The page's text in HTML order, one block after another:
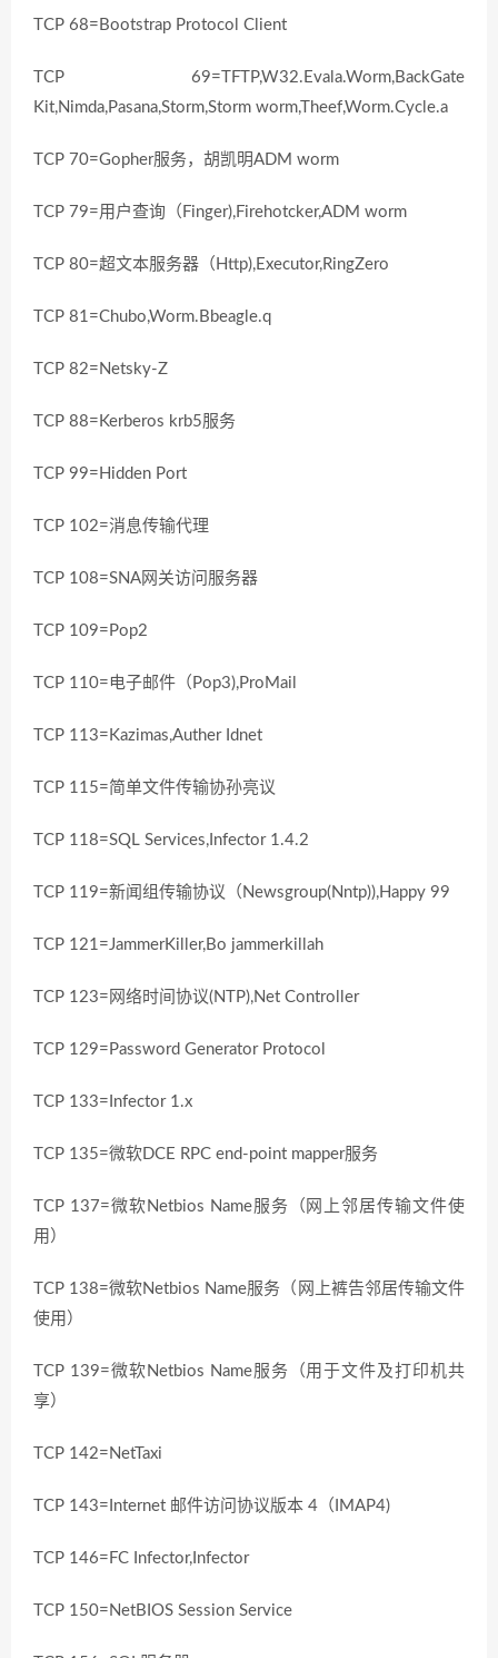
TCP 68=Bootstrap Protocol Client
TCP 69=TFTP,W32.Evala.Worm,BackGate
Kit,Nimda,Pasana,Storm,Storm worm,Theef,Worm.Cycle.a
TCP 70=Gopher服务，胡凯明ADM worm
TCP 79=用户查询（Finger),Firehotcker,ADM worm
TCP 80=超文本服务器（Http),Executor,RingZero
TCP 81=Chubo,Worm.Bbeagle.q
TCP 82=Netsky-Z
TCP 88=Kerberos krb5服务
TCP 99=Hidden Port
TCP 102=消息传输代理
TCP 108=SNA网关访问服务器
TCP 109=Pop2
TCP 110=电子邮件（Pop3),ProMail
TCP 113=Kazimas,Auther Idnet
TCP 115=简单文件传输协孙亮议
TCP 118=SQL Services,Infector 1.4.2
TCP 119=新闻组传输协议（Newsgroup(Nntp)),Happy 99
TCP 121=JammerKiller,Bo jammerkillah
TCP 123=网络时间协议(NTP),Net Controller
TCP 129=Password Generator Protocol
TCP 133=Infector 1.x
TCP 135=微软DCE RPC end-point mapper服务
TCP 137=微软Netbios Name服务（网上邻居传输文件使
用）
TCP 138=微软Netbios Name服务（网上裤告邻居传输文件
使用）
TCP 139=微软Netbios Name服务（用于文件及打印机共
享）
TCP 142=NetTaxi
TCP 143=Internet 邮件访问协议版本 4（IMAP4)
TCP 146=FC Infector,Infector
TCP 150=NetBIOS Session Service